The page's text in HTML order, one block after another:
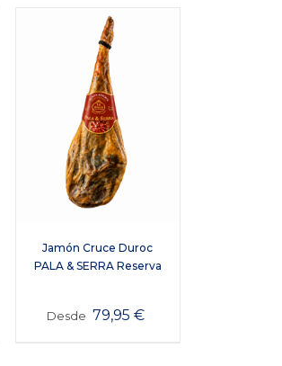
Jamón Cruce Duroc
PALA & SERRA Reserva
Desde 79,95€